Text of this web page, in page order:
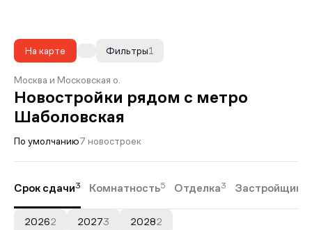
На карте 1
Фильтры
Москва и Московская о.
Новостройки рядом с метро
Шаболовская
По умолчанию7 новостроек
Срок сдачи3 Комнатность5 Отделка3 Застройщики
20262 20273 20282